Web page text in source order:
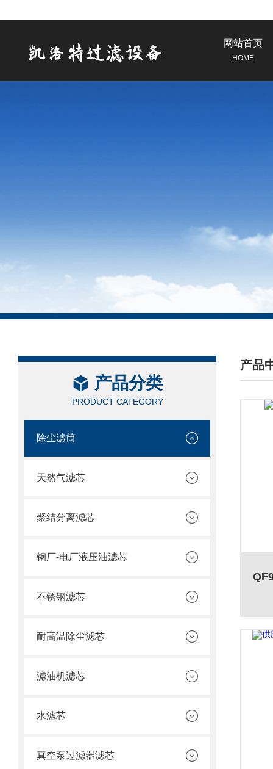
网站首页
HOME
产品分类
PRODUCT CATEGORY
除尘滤筒
天然气滤芯
聚结分离滤芯
钢厂-电厂液压油滤芯
不锈钢滤芯
耐高温除尘滤芯
滤油机滤芯
水滤芯
真空泵过滤器滤芯
产品
/